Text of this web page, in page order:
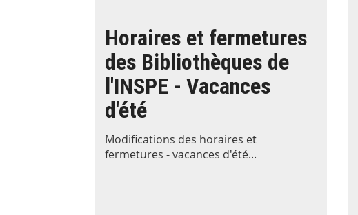
Horaires et fermetures
des Bibliothèques de
l'INSPE - Vacances
d'été
Modifications des horaires et
fermetures - vacances d'été...